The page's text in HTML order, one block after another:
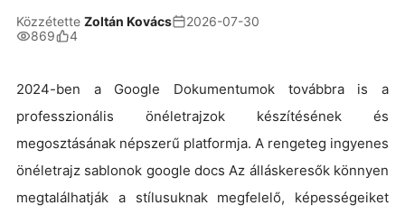
Közzétette Zoltán Kovács
2026-07-30
869
4
2024-ben a Google Dokumentumok továbbra is a
professzionális önéletrajzok készítésének és
megosztásának népszerű platformja. A rengeteg ingyenes
önéletrajz sablonok google docs Az álláskeresők könnyen
megtalálhatják a stílusuknak megfelelő, képességeiket